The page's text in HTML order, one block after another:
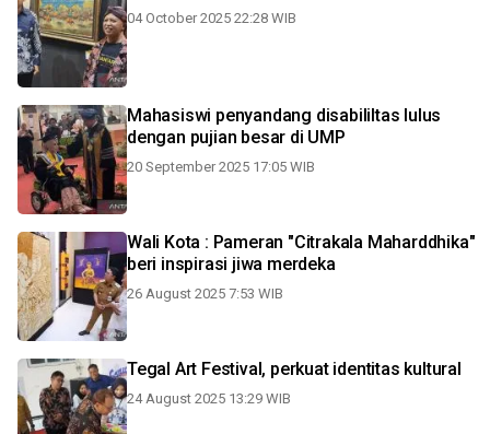
04 October 2025 22:28 WIB
Mahasiswi penyandang disabililtas lulus
dengan pujian besar di UMP
20 September 2025 17:05 WIB
Wali Kota : Pameran "Citrakala Maharddhika"
beri inspirasi jiwa merdeka
26 August 2025 7:53 WIB
Tegal Art Festival, perkuat identitas kultural
24 August 2025 13:29 WIB